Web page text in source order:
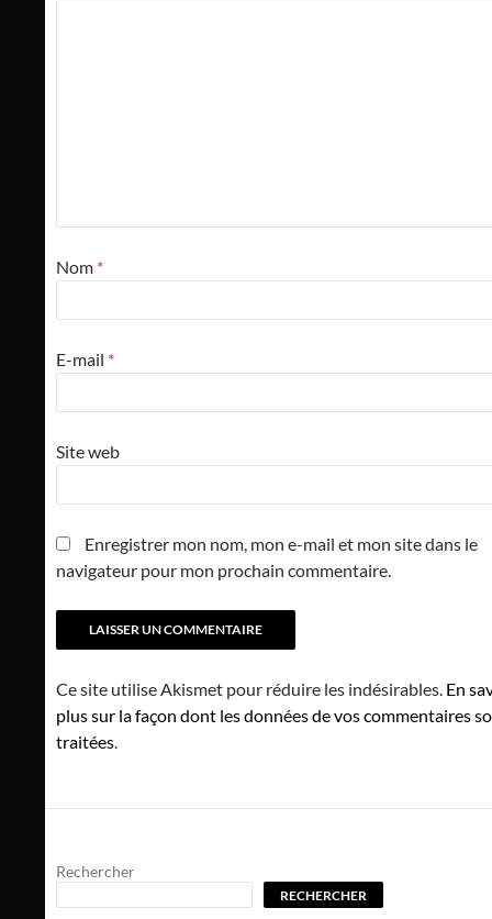
Nom *
E-mail *
Site web
Enregistrer mon nom, mon e-mail et mon site dans le
navigateur pour mon prochain commentaire.
Ce site utilise Akismet pour réduire les indésirables. En
plus sur la façon dont les données de vos commentaires
traitées.
Rechercher
RECHERCHER